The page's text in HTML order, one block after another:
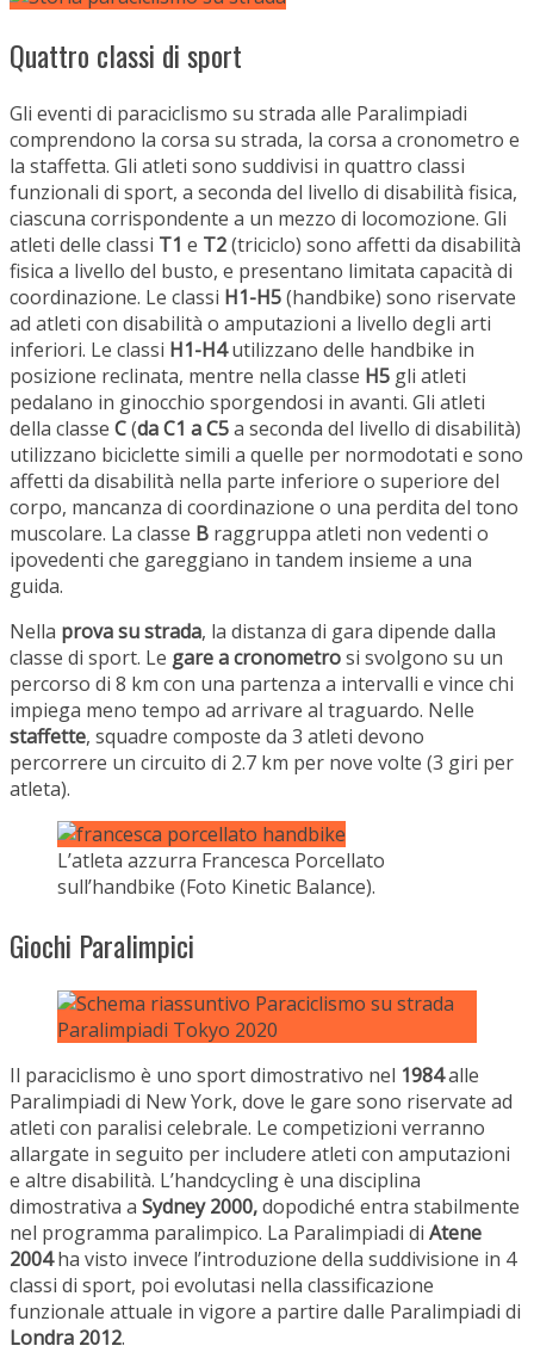
Quattro classi di sport
Gli eventi di paraciclismo su strada alle Paralimpiadi
comprendono la corsa su strada, la corsa a cronometro e
la staffetta. Gli atleti sono suddivisi in quattro classi
funzionali di sport, a seconda del livello di disabilità fisica,
ciascuna corrispondente a un mezzo di locomozione. Gli
atleti delle classi T1 e T2(triciclo) sono affetti da disabilità
fisica a livello del busto, e presentano limitata capacità di
coordinazione. Le classi H1-H5(handbike) sono riservate
ad atleti con disabilità o amputazioni a livello degli arti
inferiori. Le classi H1-H4utilizzano delle handbike in
posizione reclinata, mentre nella classe H5 gli atleti
pedalano in ginocchio sporgendosi in avanti. Gli atleti
della classe C(da C1 a C5a seconda del livello di disabilità)
utilizzano biciclette simili a quelle per normodotati e sono
affetti da disabilità nella parte inferiore o superiore del
corpo, mancanza di coordinazione o una perdita del tono
muscolare. La classe B raggruppa atleti non vedenti o
ipovedenti che gareggiano in tandem insieme a una
guida.
Nella prova su strada, la distanza di gara dipende dalla
classe di sport. Le gare a cronometrosi svolgono su un
percorso di 8 km con una partenza a intervalli e vince chi
impiega meno tempo ad arrivare al traguardo. Nelle
staffette, squadre composte da 3 atleti devono
percorrere un circuito di 2.7 km per nove volte (3 giri per
atleta).
L’atleta azzurra Francesca Porcellato
sull’handbike (Foto Kinetic Balance).
Giochi Paralimpici
Il paraciclismo è uno sport dimostrativo nel 1984alle
Paralimpiadi di New York, dove le gare sono riservate ad
atleti con paralisi celebrale. Le competizioni verranno
allargate in seguito per includere atleti con amputazioni
e altre disabilità. L’handcycling è una disciplina
dimostrativa a Sydney 2000,dopodiché entra stabilmente
nel programma paralimpico. La Paralimpiadi di Atene
2004ha visto invece l’introduzione della suddivisione in 4
classi di sport, poi evolutasi nella classificazione
funzionale attuale in vigore a partire dalle Paralimpiadi di
Londra 2012.